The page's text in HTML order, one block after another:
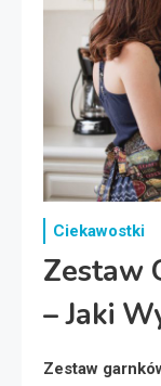
Ciekawostki
Zestaw
– Jaki
Zestaw